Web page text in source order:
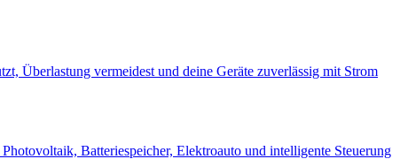
Überlastung vermeidest und deine Geräte zuverlässig mit Strom
Batteriespeicher, Elektroauto und intelligente Steuerung